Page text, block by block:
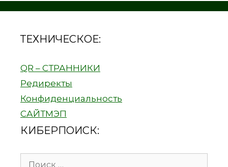
ТЕХНИЧЕСКОЕ:
QR – СТРАННИКИ
Редиректы
Конфиденциальность
САЙТМЭП
КИБЕРПОИСК: